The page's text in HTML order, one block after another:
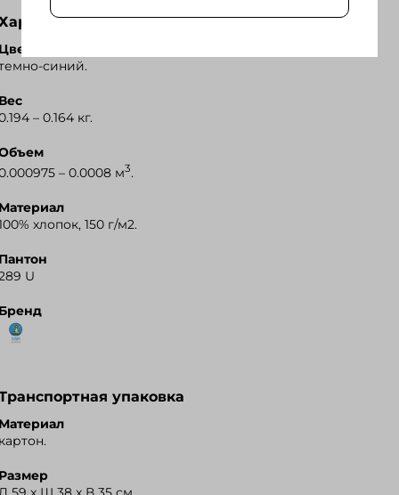
Wildberries
синий.
– 0.164 кг.
– 0.0008 м3.
хлопок, 150 г/м2.
U
упаковка